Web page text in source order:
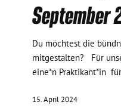
September
2024September
Du möchtest die
mitgestalten? Für
eine*n Praktikant*in
15. April 2024